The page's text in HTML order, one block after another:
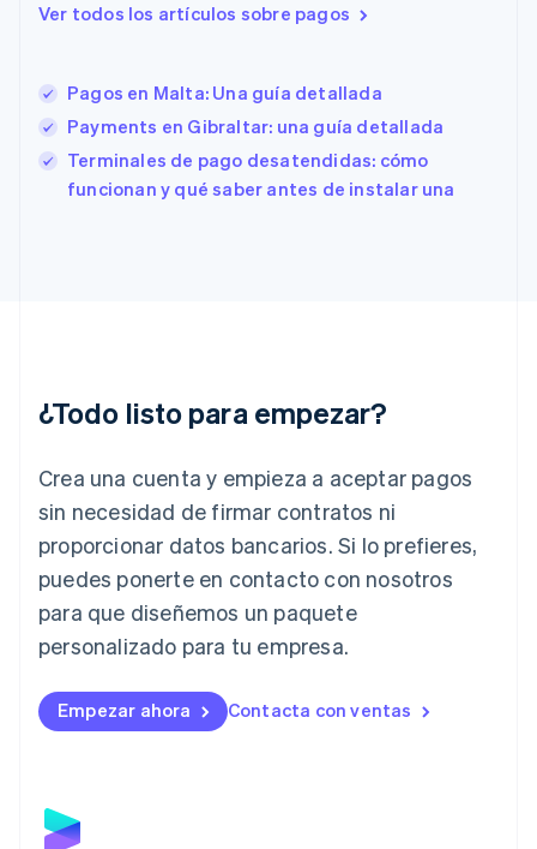
Ver todos los artículos sobre pagos
Pagos en Malta: Una guía detallada
Payments en Gibraltar: una guía detallada
Terminales de pago desatendidas: cómo
funcionan y qué saber antes de instalar una
¿Todo listo para empezar?
Crea una cuenta y empieza a aceptar pagos
sin necesidad de firmar contratos ni
proporcionar datos bancarios. Si lo prefieres,
puedes ponerte en contacto con nosotros
para que diseñemos un paquete
personalizado para tu empresa.
Empezar ahora Contacta con ventas
Español English
Estonia
English
Finlandia
EnglishSvenska
Francia
English
Irlanda
Italia
English
Japón
日本語English
Letonia
Liechtenstein
DeutschEnglish
English
Luxemburgo
Malta
English